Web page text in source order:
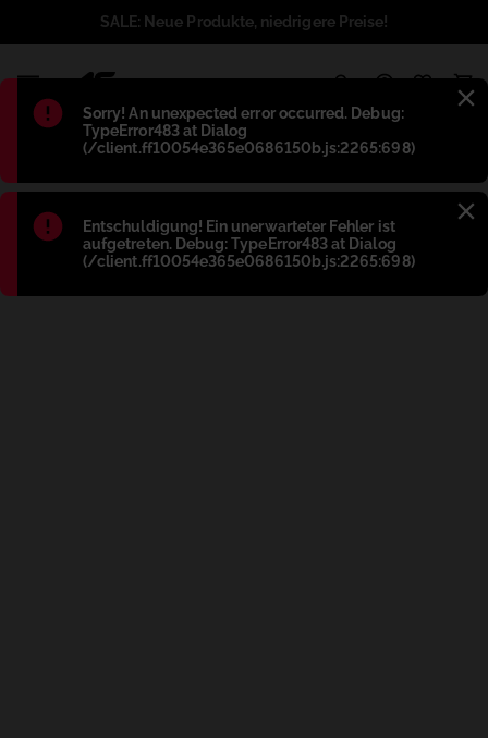
Błąd:
Sorry! An unexpected error occurred. Debug:
TypeError483 at Dialog
(/client.ff10054e365e0686150b.js:2265:698)
Błąd:
Entschuldigung! Ein unerwarteter Fehler ist
aufgetreten. Debug: TypeError483 at Dialog
(/client.ff10054e365e0686150b.js:2265:698)
SALE: Neue Produkte, niedrigere Preise!